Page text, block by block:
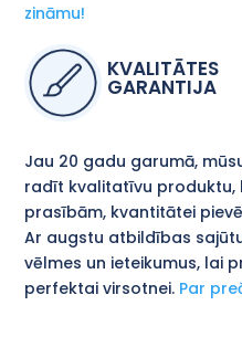
zināmu!
KVALITĀTES
GARANTIJA
Jau 20 gadu garumā,
radīt kvalitatīvu produktu,
prasībām, kvantitātei
Ar augstu atbildības
vēlmes un ieteikumus, lai
perfektai virsotnei. Par